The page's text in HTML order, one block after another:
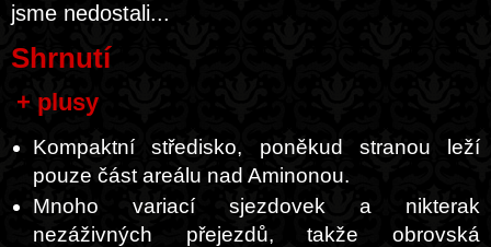
jsme nedostali...
Shrnutí
+ plusy
Kompaktní středisko, poněkud stranou leží
pouze část areálu nad Aminonou.
Mnoho variací sjezdovek a nikterak
nezáživných přejezdů, takže obrovská